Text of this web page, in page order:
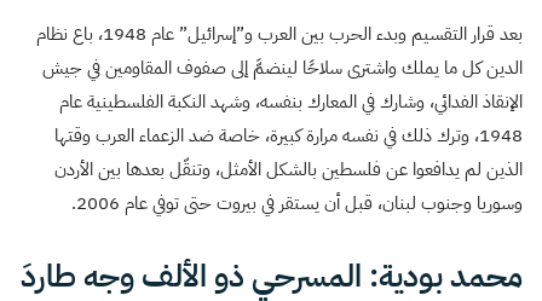
بعد قرار التقسيم وبدء الحرب بين العرب و”إسرائيل” عام 1948، باع نظام
الدين كل ما يملك واشترى سلاحًا لينضمَّ إلى صفوف المقاومين في جيش
الإنقاذ الفدائي، وشارك في المعارك بنفسه، وشهد النكبة الفلسطينية عام
1948، وترك ذلك في نفسه مرارة كبيرة، خاصة ضد الزعماء العرب وقتها
الذين لم يدافعوا عن فلسطين بالشكل الأمثل، وتنقّل بعدها بين الأردن
وسوريا وجنوب لبنان، قبل أن يستقر في بيروت حتى توفي عام 2006.
محمد بودية: المسرحي ذو الألف وجه طاردَ